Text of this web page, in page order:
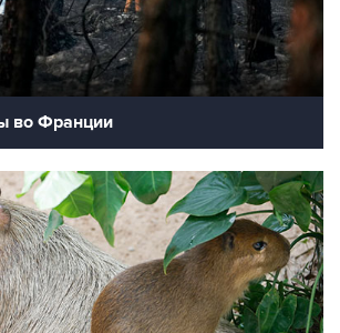
во Франции